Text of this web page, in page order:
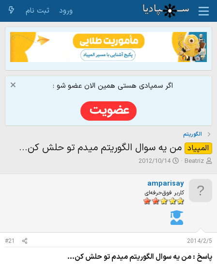
ورود ثبت نام
اگر سمپادی هستی همین الان عضو شو :
الگوریتم
المپیاد من يه سوال الگوريتم ميدم تو حلش كن...
ش
ع
ه
م
و
ض
Beatriz
ت
ر
ی
خ
ش
ر
و
ع
2012/10/14
amparisay
کاربر فوق‌حرفه‌ای
2014/2/5
#21
پاسخ : من يه سوال الگوريتم ميدم تو حلش كن...